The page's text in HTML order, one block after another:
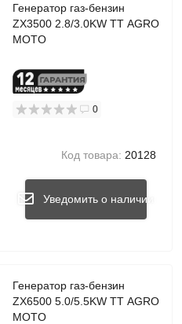
Генератор газ-бензин
ZX3500 2.8/3.0KW TT AGRO
MOTO
0
Код товара: 20128
Уведомить о наличии
Генератор газ-бензин
ZX6500 5.0/5.5KW TT AGRO
MOTO